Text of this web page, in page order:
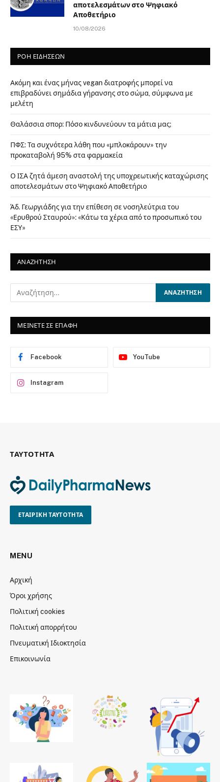
αποτελεσμάτων στο Ψηφιακό
Αποθετήριο
10/08/2026
ΡΟΗ ΕΙΔΗΣΕΩΝ
Ακόμη και ένας μήνας vegan διατροφής μπορεί να
επιβραδύνει σημάδια γήρανσης στο σώμα, σύμφωνα με
μελέτη
Θαλάσσια σπορ: Πόσο κινδυνεύουν τα μάτια μας;
ΠΦΣ: Τα συχνότερα λάθη που «μπλοκάρουν» την
προκαταβολή 95% στα φαρμακεία
Ο ΙΣΑ ζητά άμεση αναστολή της υποχρεωτικής καταχώρισης
αποτελεσμάτων στο Ψηφιακό Αποθετήριο
Άδ. Γεωργιάδης για την επίθεση σε νοσηλεύτρια του
«Ερυθρού Σταυρού»: «Κάτω τα χέρια από το προσωπικό του
ΕΣΥ»
ΑΝΑΖΗΤΗΣΗ
ΜΕΙΝΕΤΕ ΣΕ ΕΠΑΦΗ
Facebook YouTube
Instagram
ΤΑΥΤΟΤΗΤΑ
ΕΤΑΙΡΙΚΗ ΤΑΥΤΟΤΗΤΑ
MENU
Αρχική
Όροι χρήσης
Πολιτική cookies
Πολιτική απορρήτου
Πνευματική Ιδιοκτησία
Επικοινωνία